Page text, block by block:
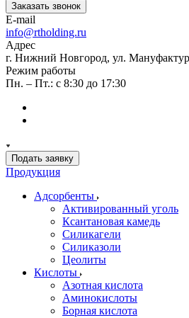
Заказать звонок
E-mail
info@rtholding.ru
Адрес
г. Нижний Новгород, ул.
Режим работы
Пн. – Пт.: с 8:30 до 17:30
Подать заявку
Продукция
Адсорбенты
Активированный уголь
Ксантановая камедь
Силикагели
Силиказоли
Цеолиты
Кислоты
Азотная кислота
Аминокислоты
Борная кислота